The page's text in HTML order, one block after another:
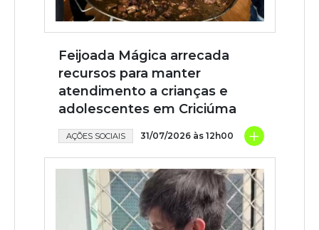
Feijoada Mágica arrecada
recursos para manter
atendimento a crianças e
adolescentes em Criciúma
AÇÕES SOCIAIS 31/07/2026 às 12h00 +